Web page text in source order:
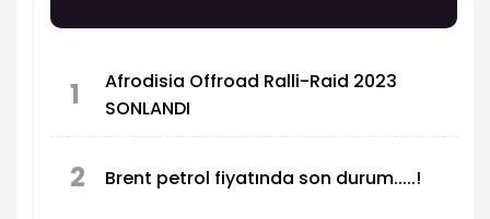
1
Afrodisia Offroad Ralli-Raid 2023
SONLANDI
2 Brent petrol fiyatında son durum.....!